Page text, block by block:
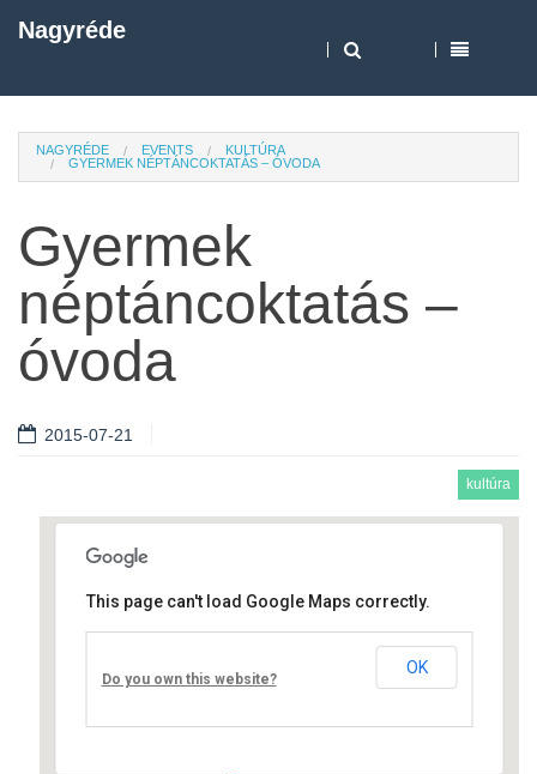
Nagyréde
NAGYRÉDE EVENTS
KULTÚRA
GYERMEK NÉPTÁNCOKTATÁS – ÓVODA
Gyermek
néptáncoktatás –
óvoda
2015-07-21
kultúra
Művelődési ház
Fő út 8 - Nagyréde
This page can't load Google Maps correctly.
Do you own this website?
OK